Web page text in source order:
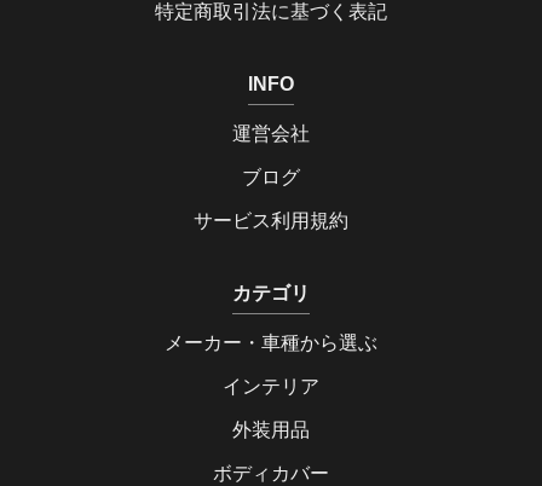
特定商取引法に基づく表記
INFO
運営会社
ブログ
サービス利用規約
カテゴリ
メーカー・車種から選ぶ
インテリア
外装用品
ボディカバー